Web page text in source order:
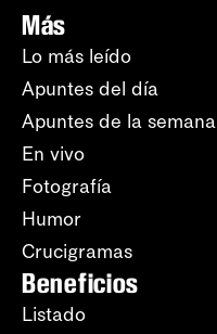
Más
Lo más leído
Apuntes del día
Apuntes de la semana
En vivo
Fotografía
Humor
Crucigramas
Beneficios
Listado